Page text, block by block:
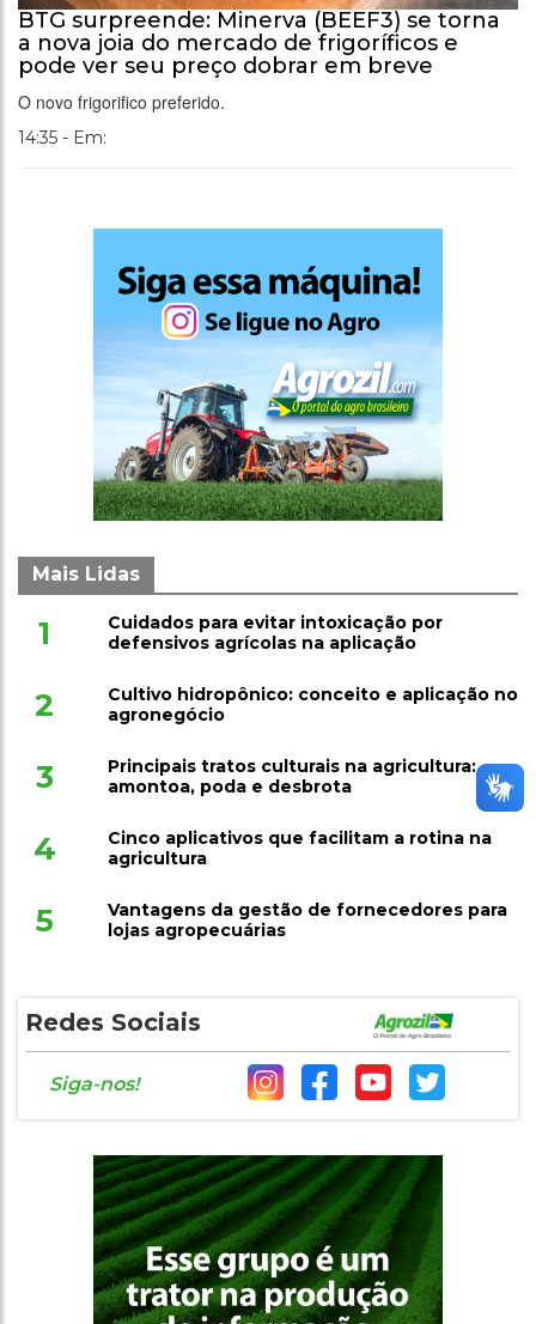
BTG surpreende: Minerva (BEEF3) se torna
a nova joia do mercado de frigoríficos e
pode ver seu preço dobrar em breve
O novo frigorifico preferido.
14:35 - Em:
Mais Lidas
1
Cuidados para evitar intoxicação por
defensivos agrícolas na aplicação
2
Cultivo hidropônico: conceito e aplicação no
agronegócio
3
Principais tratos culturais na agricultura:
amontoa, poda e desbrota
4
Cinco aplicativos que facilitam a rotina na
agricultura
5
Vantagens da gestão de fornecedores para
lojas agropecuárias
Redes Sociais
Siga-nos!